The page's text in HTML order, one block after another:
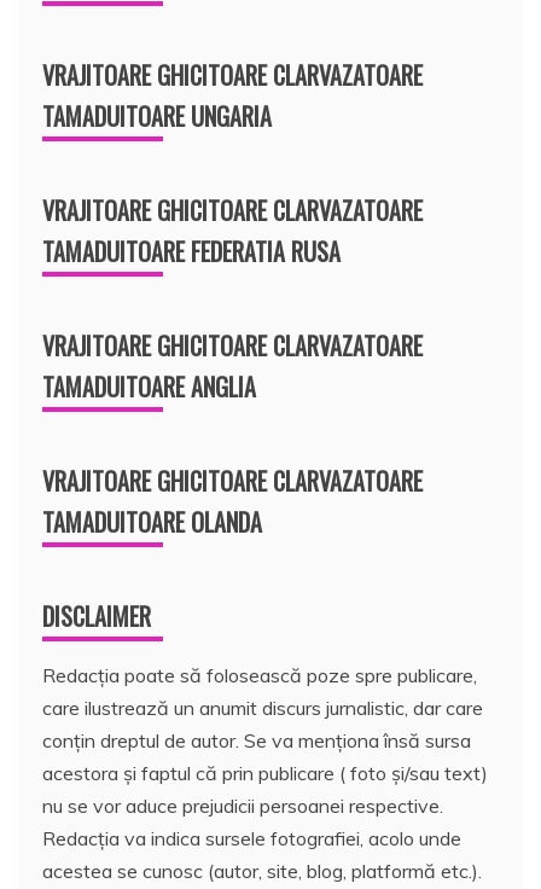
VRAJITOARE GHICITOARE CLARVAZATOARE
TAMADUITOARE UNGARIA
VRAJITOARE GHICITOARE CLARVAZATOARE
TAMADUITOARE FEDERATIA RUSA
VRAJITOARE GHICITOARE CLARVAZATOARE
TAMADUITOARE ANGLIA
VRAJITOARE GHICITOARE CLARVAZATOARE
TAMADUITOARE OLANDA
DISCLAIMER
Redacția poate să folosească poze spre publicare,
care ilustrează un anumit discurs jurnalistic, dar care
conțin dreptul de autor. Se va menționa însă sursa
acestora și faptul că prin publicare ( foto și/sau text)
nu se vor aduce prejudicii persoanei respective.
Redacția va indica sursele fotografiei, acolo unde
acestea se cunosc (autor, site, blog, platformă etc.).